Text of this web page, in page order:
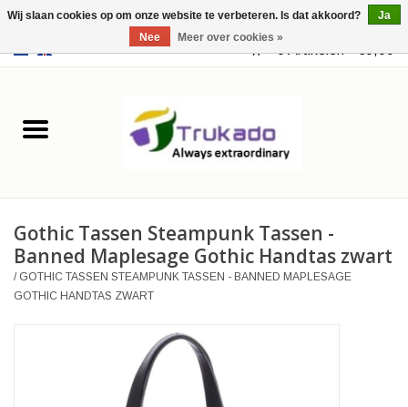
USD 0 Artikelen - €0,00
Leer
Merchandise
Retro Vintage
Gothic Tassen Steampunk Tassen -
Banned Maplesage Gothic Handtas zwart
/ GOTHIC TASSEN STEAMPUNK TASSEN - BANNED MAPLESAGE
GOTHIC HANDTAS ZWART
Wij slaan cookies op om onze website te verbeteren. Is dat akkoord?
Ja
Nee
Meer over cookies »